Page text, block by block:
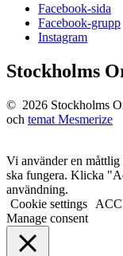
Facebook-sida
Facebook-grupp
Instagram
Stockholms
© 2026 Stockholms
och temat Mesmerize
Vi använder en måttlig
ska fungera. Klicka
användning.
Cookie settings
Manage consent